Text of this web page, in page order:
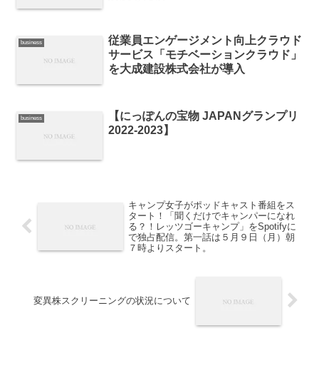
business
従業員エンゲージメント向上クラウド
サービス「モチベーションクラウド」
を大成建設株式会社が導入
business
【にっぽんの宝物 JAPANグランプリ
2022-2023】
キャンプ女子がポッドキャスト番組をス
タート！「聞くだけでキャンパーになれ
る？！レッツゴーキャンプ」をSpotifyに
で独占配信。第一話は５月９日（月）朝
７時よりスタート。
変異株スクリーニングの状況について